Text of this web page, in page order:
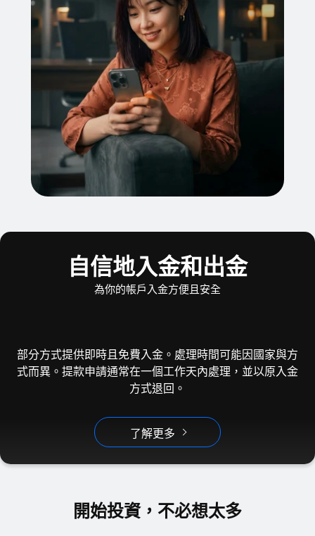
自信地入金和出金
為你的帳戶入金方便且安全
部分方式提供即時且免費入金。處理時間可能因國家與方
式而異。提款申請通常在一個工作天內處理，並以原入金
方式退回。
了解更多
開始投資，不必想太多